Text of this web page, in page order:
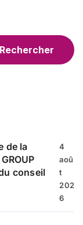
de la
conseil
4
aoû
t
202
6